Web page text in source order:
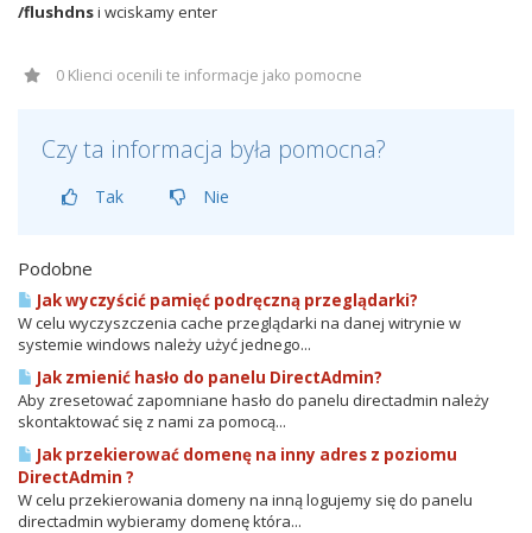
/flushdnsi wciskamy enter
0 Klienci ocenili te informacje jako pomocne
Czy ta informacja była pomocna?
Tak Nie
Podobne
Jak wyczyścić pamięć podręczną przeglądarki?
W celu wyczyszczenia cache przeglądarki na danej witrynie w
systemie windows należy użyć jednego...
Jak zmienić hasło do panelu DirectAdmin?
Aby zresetować zapomniane hasło do panelu directadmin należy
skontaktować się z nami za pomocą...
Jak przekierować domenę na inny adres z poziomu
DirectAdmin ?
W celu przekierowania domeny na inną logujemy się do panelu
directadmin wybieramy domenę która...